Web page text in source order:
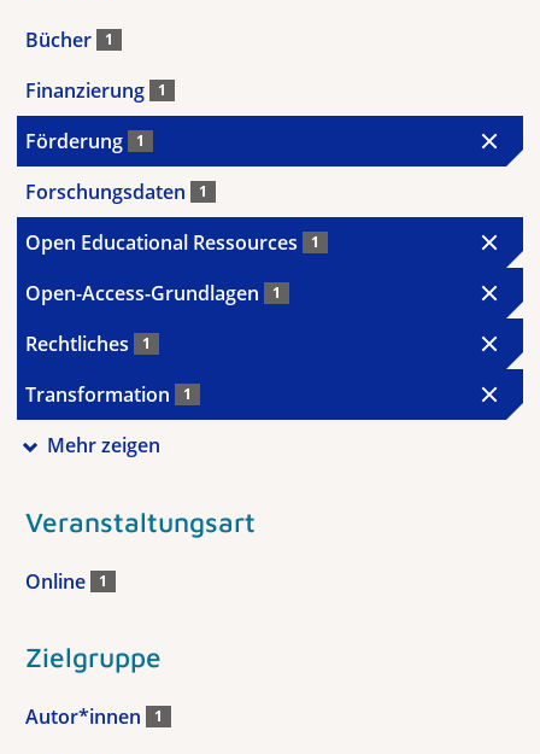
Bücher 1
Finanzierung 1
Förderung 1
Forschungsdaten 1
Open Educational Ressources 1
Open-Access-Grundlagen 1
Rechtliches 1
Transformation 1
Mehr zeigen
Veranstaltungsart
Online 1
Zielgruppe
Autor*innen 1